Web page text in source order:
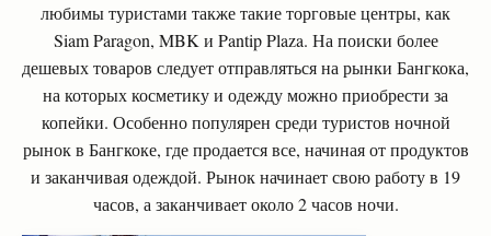
любимы туристами также такие торговые центры, как
Siam Paragon, MBK и Pantip Plaza. На поиски более
дешевых товаров следует отправляться на рынки Бангкока,
на которых косметику и одежду можно приобрести за
копейки. Особенно популярен среди туристов ночной
рынок в Бангкоке, где продается все, начиная от продуктов
и заканчивая одеждой. Рынок начинает свою работу в 19
часов, а заканчивает около 2 часов ночи.